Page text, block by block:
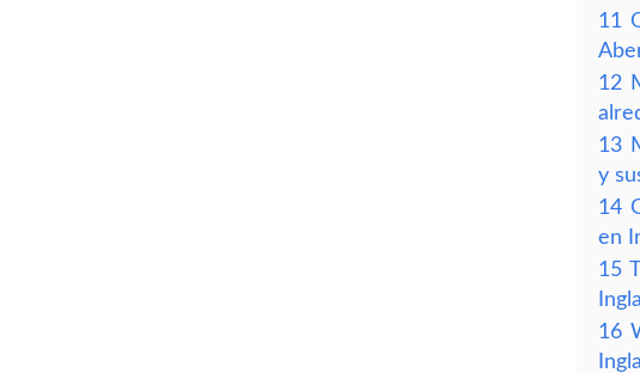
11
12
13
y
14
en
15
16